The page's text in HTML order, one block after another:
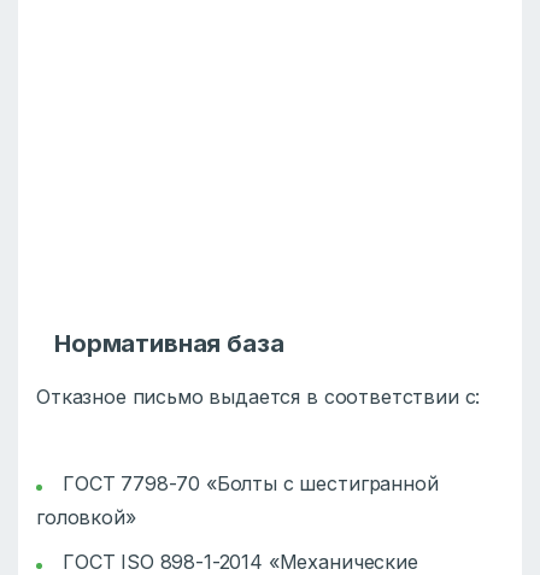
Нормативная база
Отказное письмо выдается в соответствии с:
ГОСТ 7798-70 «Болты с шестигранной
головкой»
ГОСТ ISO 898-1-2014 «Механические